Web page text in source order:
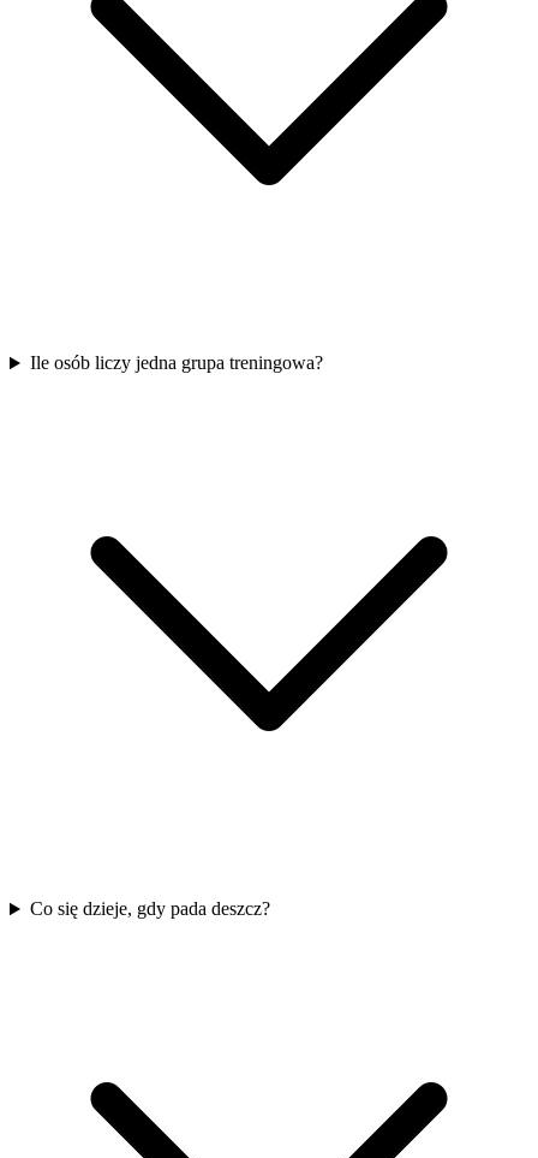
Ile osób liczy jedna grupa treningowa?
Co się dzieje, gdy pada deszcz?